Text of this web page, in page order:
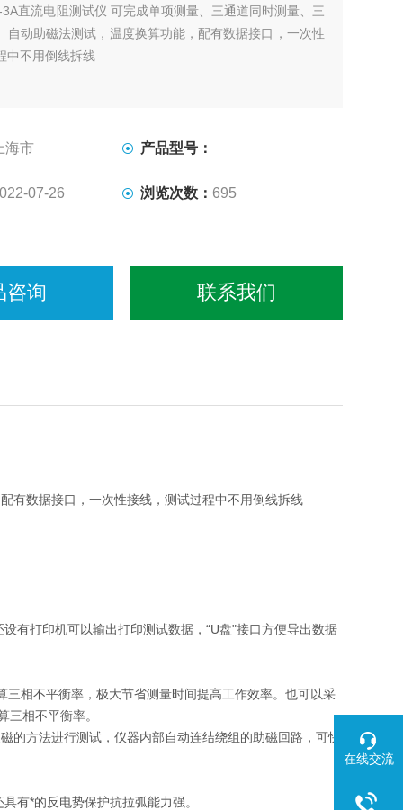
3A直流电阻测试仪 可完成单项测量、三通道同时测量、三
自动助磁法测试，温度换算功能，配有数据接口，一次性
中不用倒线拆线
海市 产品型号：
07-26 浏览次数： 695
咨询 联系我们
有数据接口，一次性接线，测试过程中不用倒线拆线
有打印机可以输出打印测试数据，“U盘"接口方便导出数据
相不平衡率，极大节省测量时间提高工作效率。也可以采
三相不平衡率。
方法进行测试，仪器内部自动连结绕组的助磁回路，可快
有*的反电势保护抗拉弧能力强。
在线交流